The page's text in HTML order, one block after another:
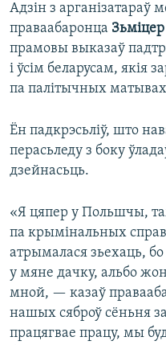
Адзін з арганізатараў
праваабаронца
прамовы выказаў
і ўсім беларусам, якія
па палітычных
Ён падкрэсьліў, што
перасьледу з боку
дзейнасьць.
«Я цяпер у Польшчы,
па крымінальных
атрымалася зьехаць,
у мяне дачку, альбо
мной, — казаў
нашых сяброў сёньня
працягвае працу, мы